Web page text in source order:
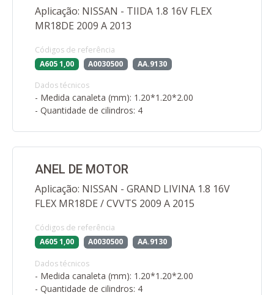
Aplicação: NISSAN - TIIDA 1.8 16V FLEX
MR18DE 2009 A 2013
Códigos de referência
A605 1,00
A0030500 AA.9130
Dados técnicos
- Medida canaleta (mm): 1.20*1.20*2.00
- Quantidade de cilindros: 4
ANEL DE MOTOR
Aplicação: NISSAN - GRAND LIVINA 1.8 16V
FLEX MR18DE / CVVTS 2009 A 2015
Códigos de referência
A605 1,00
A0030500 AA.9130
Dados técnicos
- Medida canaleta (mm): 1.20*1.20*2.00
- Quantidade de cilindros: 4